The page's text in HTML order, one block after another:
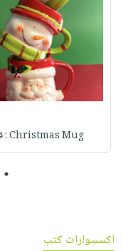
Christmas Mug : قد
1
اكسسوارات كتب